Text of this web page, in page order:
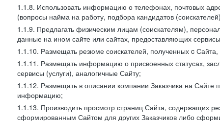
1.1.8. Использовать информацию о телефонах, почтовых
(вопросы найма на работу, подбора кандидатов
1.1.9. Предлагать физическим лицам (соискателям),
данные на ином сайте или сайтах, предоставляющих
1.1.10. Размещать резюме соискателей, полученных c
1.1.11. Размещать информацию о присвоенных статусах,
сервисы (услуги), аналогичные Сайту;
1.1.12. Размещать в описании компании Заказчика на Сайте
информацию;
1.1.13. Производить просмотр страниц Сайта, содержащих
сформированным Сайтом для других Заказчиков либо